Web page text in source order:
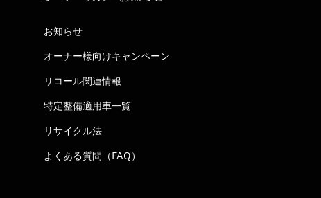
お知らせ
オーナー様向けキャンペーン
リコール関連情報
特定整備適用車一覧
リサイクル法
よくある質問（FAQ）